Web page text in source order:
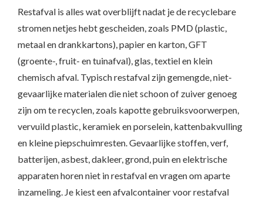
Restafval is alles wat overblijft nadat je de recyclebare
stromen netjes hebt gescheiden, zoals PMD (plastic,
metaal en drankkartons), papier en karton, GFT
(groente-, fruit- en tuinafval), glas, textiel en klein
chemisch afval. Typisch restafval zijn gemengde, niet-
gevaarlijke materialen die niet schoon of zuiver genoeg
zijn om te recyclen, zoals kapotte gebruiksvoorwerpen,
vervuild plastic, keramiek en porselein, kattenbakvulling
en kleine piepschuimresten. Gevaarlijke stoffen, verf,
batterijen, asbest, dakleer, grond, puin en elektrische
apparaten horen niet in restafval en vragen om aparte
inzameling. Je kiest een afvalcontainer voor restafval